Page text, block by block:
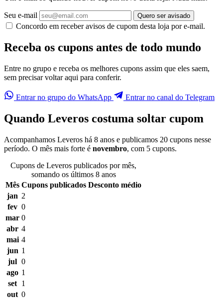
Seu e-mail Quero ser avisado
Concordo em receber avisos de cupom desta loja por e-mail.
Receba os cupons antes de todo mundo
Entre no grupo e receba os melhores cupons assim que eles saem,
sem precisar voltar aqui para conferir.
Entrar no grupo do WhatsApp Entrar no canal do Telegram
Quando Leveros costuma soltar cupom
Acompanhamos Leveros há 8 anos e publicamos 20 cupons nesse
período. O mês mais forte é novembro, com 5 cupons.
Cupons de Leveros publicados por mês,
somando os últimos 8 anos
Mês Cupons publicados Desconto médio
jan 2
fev 0
mar 0
abr 4
mai 4
jun 1
jul 0
ago 1
set 1
out 0